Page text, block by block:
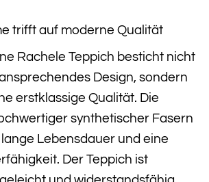
trifft auf moderne Qualität
Rachele Teppich besticht nicht
Design, sondern
erstklassige Qualität. Die
synthetischer Fasern
Lebensdauer und eine
Der Teppich ist